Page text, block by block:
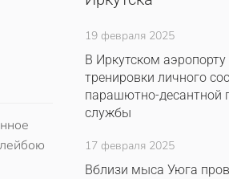
19 февраля 2025
В Иркутском
тренировки личного
парашютно-десантной
службы
17 февраля 2025
Вблизи мыса Уюга